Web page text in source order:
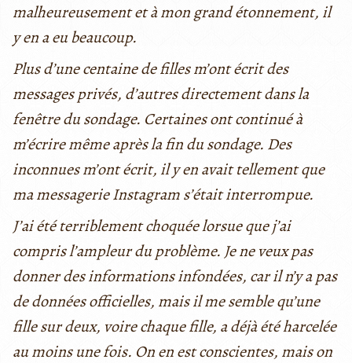
malheureusement et à mon grand étonnement, il
y en a eu beaucoup.
Plus d’une centaine de filles m’ont écrit des
messages privés, d’autres directement dans la
fenêtre du sondage. Certaines ont continué à
m’écrire même après la fin du sondage. Des
inconnues m’ont écrit, il y en avait tellement que
ma messagerie Instagram s’était interrompue.
J’ai été terriblement choquée lorsue que j’ai
compris l’ampleur du problème. Je ne veux pas
donner des informations infondées, car il n’y a pas
de données officielles, mais il me semble qu’une
fille sur deux, voire chaque fille, a déjà été harcelée
au moins une fois. On en est conscientes, mais on